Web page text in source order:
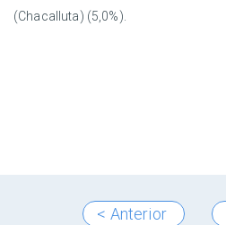
(Chacalluta) (5,0%).
< Anterior